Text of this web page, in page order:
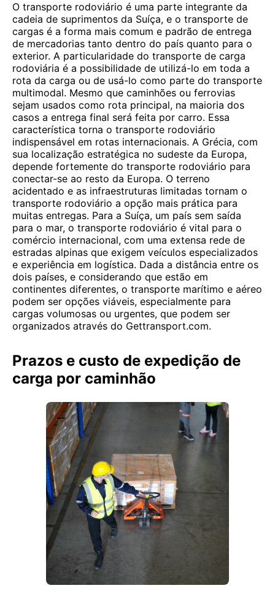
O transporte rodoviário é uma parte integrante da
cadeia de suprimentos da Suíça, e o transporte de
cargas é a forma mais comum e padrão de entrega
de mercadorias tanto dentro do país quanto para o
exterior. A particularidade do transporte de carga
rodoviária é a possibilidade de utilizá-lo em toda a
rota da carga ou de usá-lo como parte do transporte
multimodal. Mesmo que caminhões ou ferrovias
sejam usados ​​como rota principal, na maioria dos
casos a entrega final será feita por carro. Essa
característica torna o transporte rodoviário
indispensável em rotas internacionais. A Grécia, com
sua localização estratégica no sudeste da Europa,
depende fortemente do transporte rodoviário para
conectar-se ao resto da Europa. O terreno
acidentado e as infraestruturas limitadas tornam o
transporte rodoviário a opção mais prática para
muitas entregas. Para a Suíça, um país sem saída
para o mar, o transporte rodoviário é vital para o
comércio internacional, com uma extensa rede de
estradas alpinas que exigem veículos especializados
e experiência em logística. Dada a distância entre os
dois países, e considerando que estão em
continentes diferentes, o transporte marítimo e aéreo
podem ser opções viáveis, especialmente para
cargas volumosas ou urgentes, que podem ser
organizados através do Gettransport.com.
Prazos e custo de expedição de
carga por caminhão